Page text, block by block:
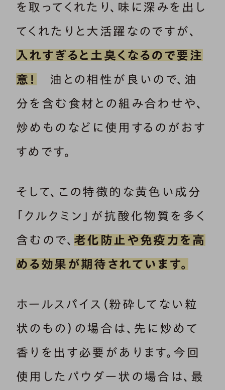
を取ってくれたり、味に深みを出し
てくれたりと大活躍なのですが、
入れすぎると土臭くなるので要注
意！
油との相性が良いので、油
分を含む食材との組み合わせや、
炒めものなどに使用するのがおす
すめです。
そして、この特徴的な黄色い成分
「クルクミン」が抗酸化物質を多く
含むので、 老化防止や免疫力を高
める効果が期待されています。
ホールスパイス（粉砕してない粒
状のもの）の場合は、先に炒めて
香りを出す必要があります。今回
使用したパウダー状の場合は、最